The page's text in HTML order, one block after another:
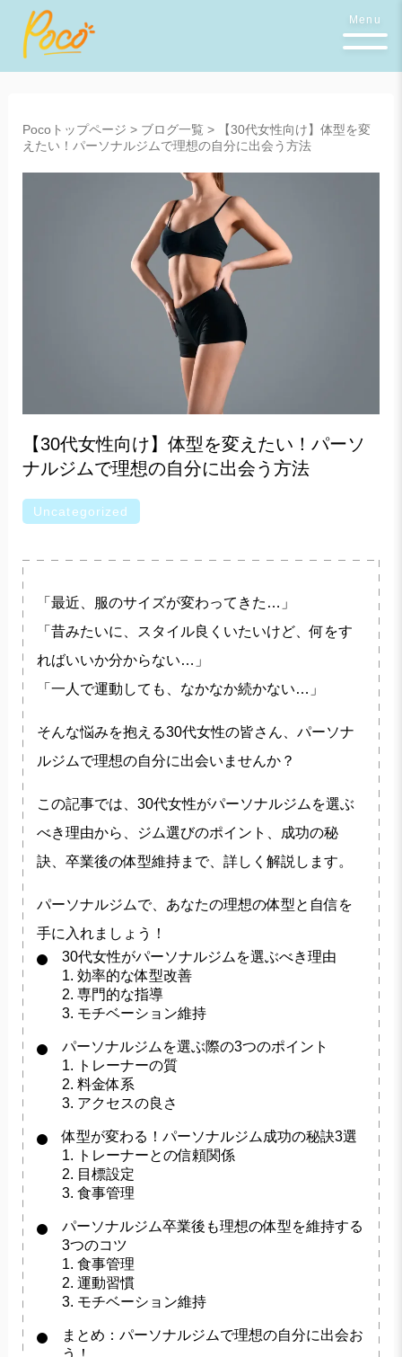
Menu
Pocoトップページ > ブログ一覧 >
【30代女性向け】体型を変
えたい！パーソナルジムで理想の自分に出会う方法
【30代女性向け】体型を変えたい！パーソ
ナルジムで理想の自分に出会う方法
Uncategorized
「最近、服のサイズが変わってきた…」
「昔みたいに、スタイル良くいたいけど、何をす
ればいいか分からない…」
「一人で運動しても、なかなか続かない…」
そんな悩みを抱える30代女性の皆さん、パーソナ
ルジムで理想の自分に出会いませんか？
この記事では、30代女性がパーソナルジムを選ぶ
べき理由から、ジム選びのポイント、成功の秘
訣、卒業後の体型維持まで、詳しく解説します。
パーソナルジムで、あなたの理想の体型と自信を
手に入れましょう！
30代女性がパーソナルジムを選ぶべき理由
1. 効率的な体型改善
2. 専門的な指導
3. モチベーション維持
パーソナルジムを選ぶ際の3つのポイント
1. トレーナーの質
2. 料金体系
3. アクセスの良さ
体型が変わる！パーソナルジム成功の秘訣3選
1. トレーナーとの信頼関係
2. 目標設定
3. 食事管理
パーソナルジム卒業後も理想の体型を維持する
3つのコツ
1. 食事管理
2. 運動習慣
3. モチベーション維持
まとめ：パーソナルジムで理想の自分に出会お
う！